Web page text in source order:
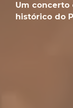
Um
histórico do